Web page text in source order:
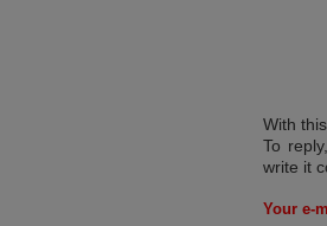
With
To
write it
Your e-